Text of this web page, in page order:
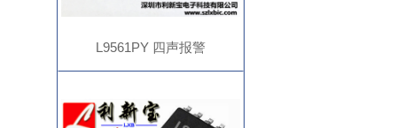
L9561PY 四声报警